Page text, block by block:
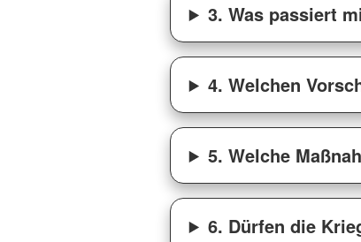
3. Was passiert
4. Welchen
5. Welche
6. Dürfen die